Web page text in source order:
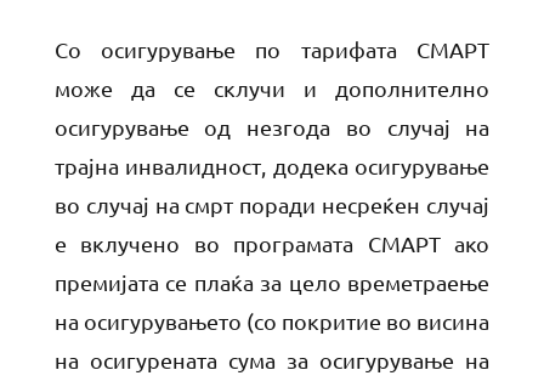
Со осигурување по тарифата СМАРТ
може да се склучи и дополнително
осигурување од незгода во случај на
трајна инвалидност, додека осигурување
во случај на смрт поради несреќен случај
е вклучено во програмата СМАРТ ако
премијата се плаќа за цело времетраење
на осигурувањето (со покритие во висина
на осигурената сума за осигурување на